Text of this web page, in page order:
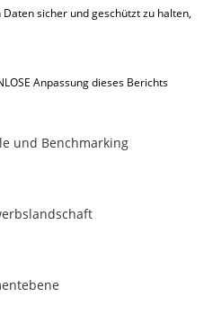
sicher und geschützt zu halten,
Anpassung dieses Berichts
und Benchmarking